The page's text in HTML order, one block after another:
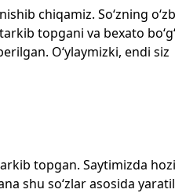
chiqamiz. So‘zning
topgani va bexato
O‘ylaymizki, endi siz
topgan. Saytimizda
shu so‘zlar asosida